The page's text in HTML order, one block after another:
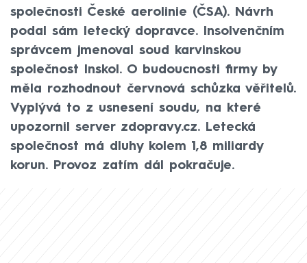
společnosti České aerolinie (ČSA). Návrh
podal sám letecký dopravce. Insolvenčním
správcem jmenoval soud karvinskou
společnost Inskol. O budoucnosti firmy by
měla rozhodnout červnová schůzka věřitelů.
Vyplývá to z usnesení soudu, na které
upozornil server zdopravy.cz. Letecká
společnost má dluhy kolem 1,8 miliardy
korun. Provoz zatím dál pokračuje.